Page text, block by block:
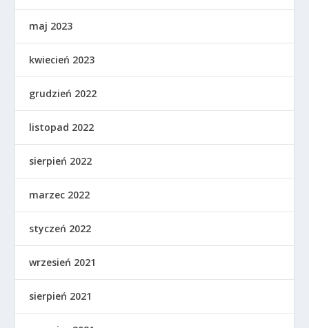
maj 2023
kwiecień 2023
grudzień 2022
listopad 2022
sierpień 2022
marzec 2022
styczeń 2022
wrzesień 2021
sierpień 2021